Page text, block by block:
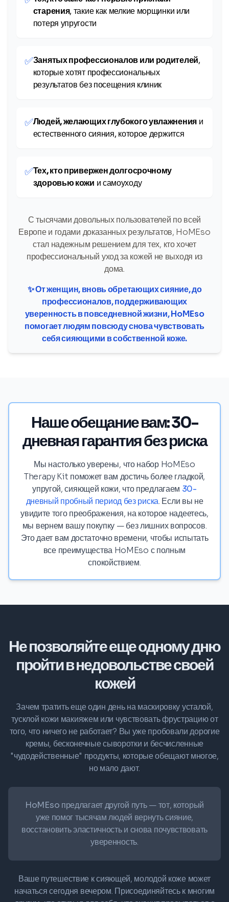
старения, такие как мелкие морщинки или
потеря упругости
✅Занятых профессионалов или родителей,
которые хотят профессиональных
результатов без посещения клиник
✅Людей, желающих глубокого увлажненияи
естественного сияния, которое держится
✅Тех, кто привержен долгосрочному
здоровью кожи и самоуходу
С тысячами довольных пользователей по всей
Европе и годами доказанных результатов, HoMEso
стал надежным решением для тех, кто хочет
профессиональный уход за кожей не выходя из
дома.
✨ От женщин, вновь обретающих сияние, до
профессионалов, поддерживающих
уверенность в повседневной жизни, HoMEso
помогает людям повсюду снова чувствовать
себя сияющими в собственной коже.
Наше обещание вам: 30-
дневная гарантия без риска
Мы настолько уверены, что набор HoMEso
Therapy Kit поможет вам достичь более гладкой,
упругой, сияющей кожи, что предлагаем 30-
дневный пробный период без риска. Если вы не
увидите того преображения, на которое надеетесь,
мы вернем вашу покупку — без лишних вопросов.
Это дает вам достаточно времени, чтобы испытать
все преимущества HoMEso с полным
спокойствием.
Не позволяйте еще одному дню
пройти в недовольстве своей
кожей
Зачем тратить еще один день на маскировку усталой,
тусклой кожи макияжем или чувствовать фрустрацию от
того, что ничего не работает? Вы уже пробовали дорогие
кремы, бесконечные сыворотки и бесчисленные
"чудодейственные" продукты, которые обещают многое,
но мало дают.
HoMEso предлагает другой путь— тот, который
уже помог тысячам людей вернуть сияние,
восстановить эластичность и снова почувствовать
уверенность.
Ваше путешествие к сияющей, молодой коже может
начаться сегодня вечером. Присоединяйтесь к многим